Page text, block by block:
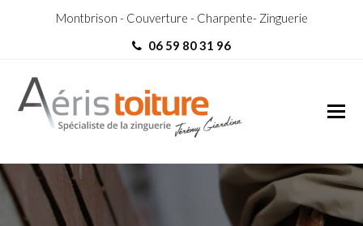
Montbrison - Couverture - Charpente- Zinguerie
06 59 80 31 96